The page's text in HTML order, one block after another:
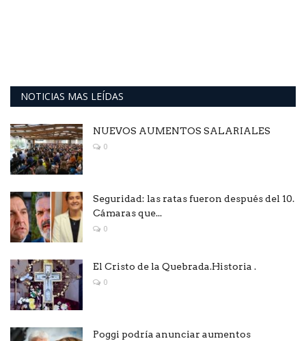
NOTICIAS MAS LEÍDAS
NUEVOS AUMENTOS SALARIALES
0
Seguridad: las ratas fueron después del 10.
Cámaras que...
0
El Cristo de la Quebrada.Historia .
0
Poggi podría anunciar aumentos